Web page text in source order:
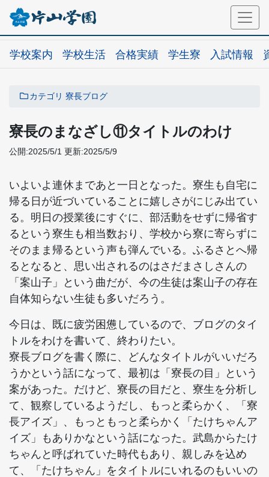
学校案内 学校生活 合格実績 学生寮 入試情報
カテゴリ 寮長ブログ
寮長のまなざし⑪タイトルのわけ
公開:2025/5/1 更新:2025/5/9
いよいよ連休まであと一日となった。寮生も自宅に
帰る日が近づいていることに嬉しさがにじみ出てい
る。明日の授業後にすぐに、部活動をせずに帰省す
るという寮生も相当数おり、学校から寮に寄らずに
そのまま帰るという声も弾んでいる。ふるさとへ帰
るとなると、思い出されるのはさだまさしさんの
「案山子」という曲だが、今の生徒は案山子の存在
自体知らない生徒も多いだろう。
今日は、既に疲労困憊しているので、ブログのタイ
トルをわけを書いて、終わりたい。
寮長ブログを書く際に、どんなタイトルがいいだろ
うかという話になって、最初は「寮長の目」という
案があった。だけど、寮長の目だと、寮生を分析し
て、観察しているようだし、もっと柔らかく、「寮
長アイズ」、もっともっと柔らかく「たけちゃんア
イズ」もありかなという話になった。武島からたけ
ちゃんと呼ばれていた時代もあり、親しみを込め
て、「たけちゃん」をタイトルにいれるのもいいの